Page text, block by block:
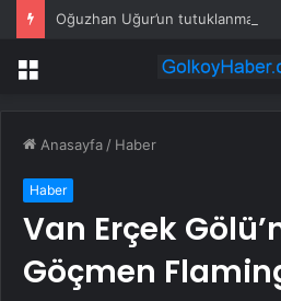
Menü
Anasayfa / Haber
Haber
Van Erçek
Göçmen